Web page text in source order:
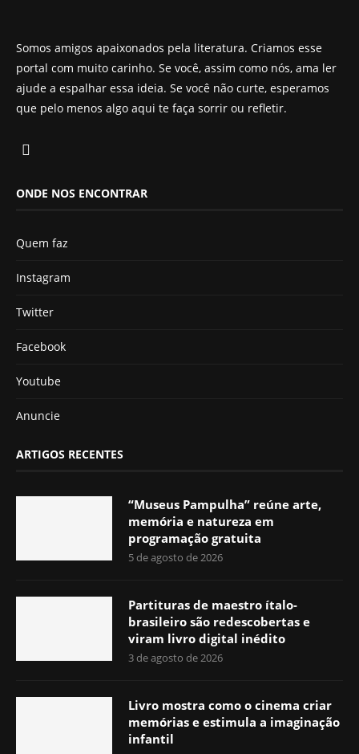
Somos amigos apaixonados pela literatura. Criamos esse
portal com muito carinho. Se você, assim como nós, ama ler
ajude a espalhar essa ideia. Se você não curte, esperamos
que pelo menos algo aqui te faça sorrir ou refletir.
ONDE NOS ENCONTRAR
Quem faz
Instagram
Twitter
Facebook
Youtube
Anuncie
ARTIGOS RECENTES
“Museus Pampulha” reúne arte,
memória e natureza em
programação gratuita
5 de agosto de 2026
Partituras de maestro ítalo-
brasileiro são redescobertas e
viram livro digital inédito
3 de agosto de 2026
Livro mostra como o cinema criar
memórias e estimula a imaginação
infantil